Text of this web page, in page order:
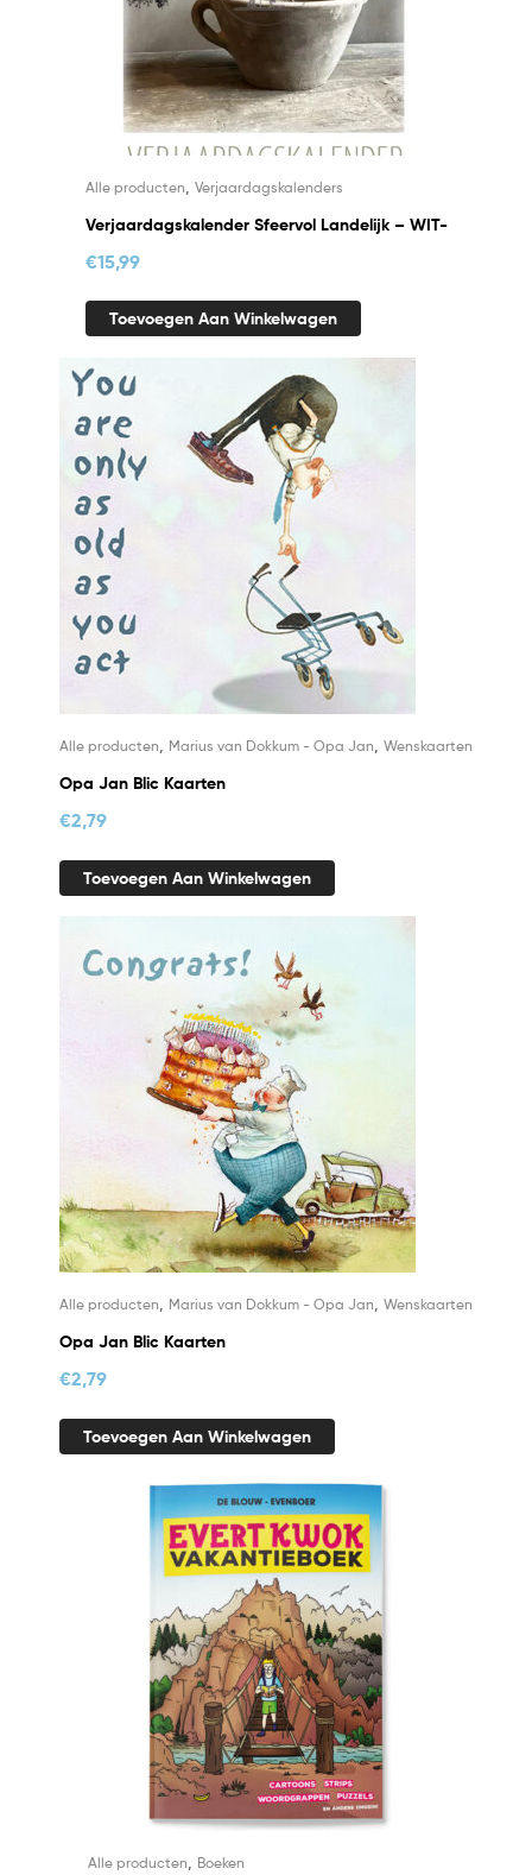
Alle producten Verjaardagskalenders
Verjaardagskalender Sfeervol Landelijk – WIT-
€15,99
Toevoegen Aan Winkelwagen
Alle producten Marius van Dokkum - Opa Jan Wenskaarten
Opa Jan Blic Kaarten
€2,79
Toevoegen Aan Winkelwagen
Alle producten Marius van Dokkum - Opa Jan Wenskaarten
Opa Jan Blic Kaarten
€2,79
Toevoegen Aan Winkelwagen
Alle producten Boeken